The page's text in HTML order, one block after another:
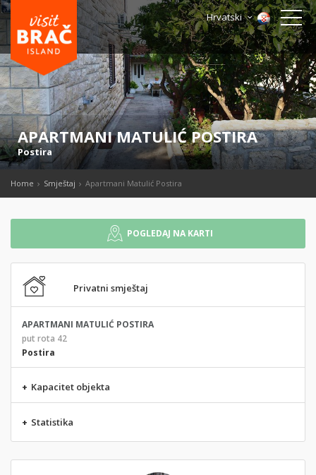
Hrvatski
APARTMANI MATULIĆ POSTIRA
Postira
Home Smještaj Apartmani Matulić Postira
POGLEDAJ NA KARTI
Privatni smještaj
APARTMANI MATULIĆ POSTIRA
put rota 42
Postira
+ Kapacitet objekta
+ Statistika